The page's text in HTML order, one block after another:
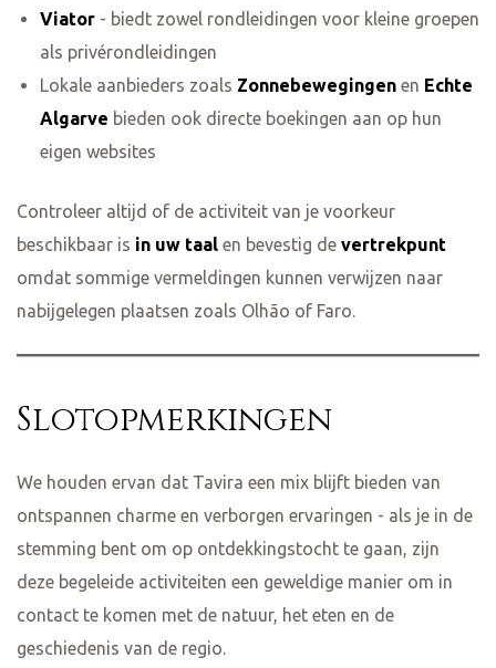
Viator - biedt zowel rondleidingen voor kleine groepen
als privérondleidingen
Lokale aanbieders zoals Zonnebewegingenen Echte
Algarve bieden ook directe boekingen aan op hun
eigen websites
Controleer altijd of de activiteit van je voorkeur
beschikbaar is in uw taal en bevestig de vertrekpunt
omdat sommige vermeldingen kunnen verwijzen naar
nabijgelegen plaatsen zoals Olhão of Faro.
Slotopmerkingen
We houden ervan dat Tavira een mix blijft bieden van
ontspannen charme en verborgen ervaringen - als je in de
stemming bent om op ontdekkingstocht te gaan, zijn
deze begeleide activiteiten een geweldige manier om in
contact te komen met de natuur, het eten en de
geschiedenis van de regio.